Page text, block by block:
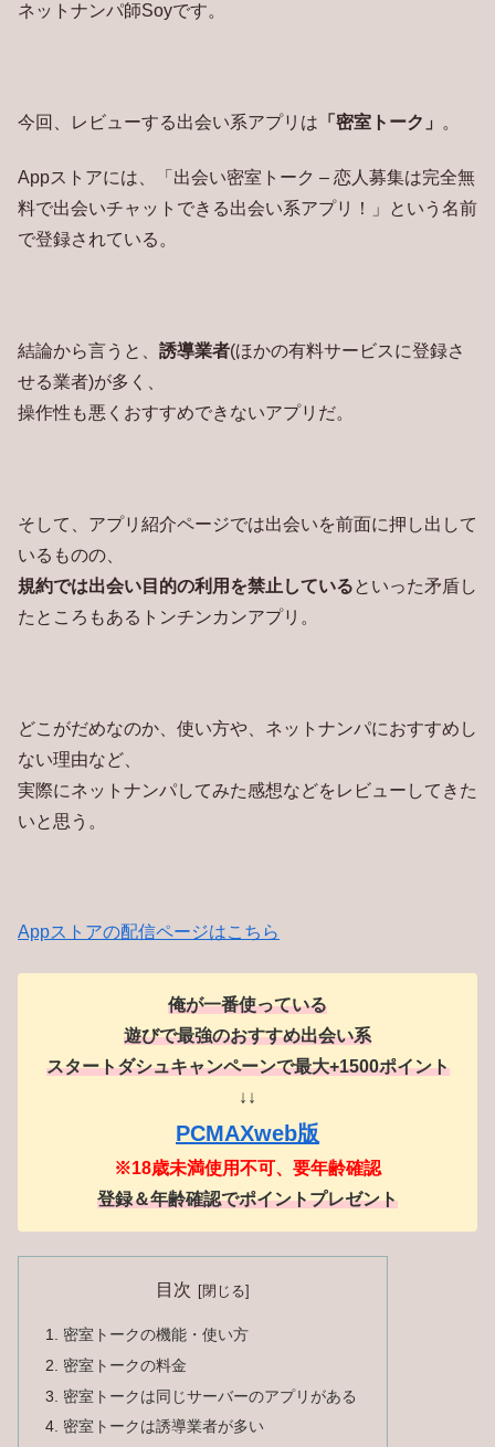
ネットナンパ師Soyです。
今回、レビューする出会い系アプリは 「密室トーク」 。
Appストアには、「出会い密室トーク – 恋人募集は完全無
料で出会いチャットできる出会い系アプリ！」という名前
で登録されている。
結論から言うと、 誘導業者(ほかの有料サービスに登録さ
せる業者)が多く、
操作性も悪くおすすめできないアプリだ。
そして、アプリ紹介ページでは出会いを前面に押し出して
いるものの、
規約では出会い目的の利用を禁止しているといった矛盾し
たところもあるトンチンカンアプリ。
どこがだめなのか、使い方や、ネットナンパにおすすめし
ない理由など、
実際にネットナンパしてみた感想などをレビューしてきた
いと思う。
Appストアの配信ページはこちら
俺が一番使っている
遊びで最強のおすすめ出会い系
スタートダシュキャンペーンで最大+1500ポイント
↓↓
PCMAXweb版
※18歳未満使用不可、要年齢確認
登録＆年齢確認でポイントプレゼント
目次
密室トークの機能・使い方
密室トークの料金
密室トークは同じサーバーのアプリがある
密室トークは誘導業者が多い